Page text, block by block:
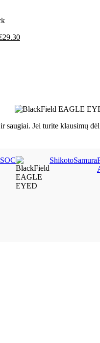
29.30
Jei turite klausimų
SOC ShikotoSamura